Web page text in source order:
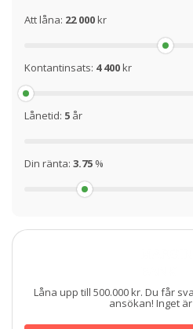
Att låna: 22 000kr
Kontantinsats: 4 400kr
Lånetid: 5 år
Din ränta: 3.75 %
Låna upp till 500.000 kr. Du får
ansökan! Inget